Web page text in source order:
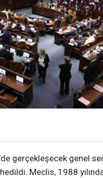
gerçekleşecek genel
Meclis, 1988